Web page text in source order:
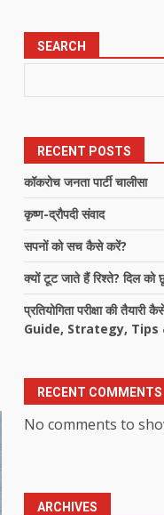
SEARCH
RECENT POSTS
कॉकरोच जनता पार्टी चालीसा
कृष्ण-द्रौपदी संवाद
सपनों को सच कैसे करें?
क्यों टूट जाते हैं रिश्ते? दिल को
प्रतियोगिता परीक्षा की
Guide, Strategy, Tips
RECENT COMMENTS
No comments to
ARCHIVES